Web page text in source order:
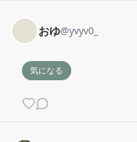
おゆ@yvyv0_
気になる